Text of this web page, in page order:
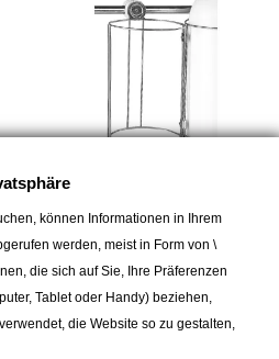
TREM
Fenderkorb im
Modularsystem
47,00 CHF
können Informationen in Ihrem
werden, meist in Form von \
die sich auf Sie, Ihre Präferenzen
Tablet oder Handy) beziehen,
die Website so zu gestalten,